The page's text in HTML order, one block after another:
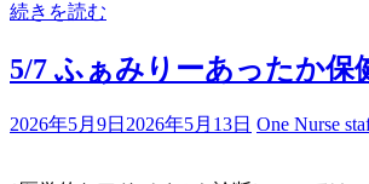
続きを読む
5/7 ふぁみりーあったか保
2026年5月9日 2026年5月13日 One Nurse